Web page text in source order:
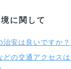
に関して
安は良いですか？
の交通アクセス